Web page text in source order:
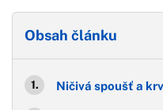
Obsah článku
Ničivá spoušť a